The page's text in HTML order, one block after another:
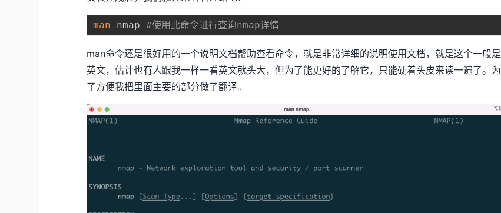
man nmap #使用此命令进行查询nmap详情
man命令还是很好用的一个说明文档帮助查看命令，就是非常详细的说明使用文档，就是这个一般是
英文，估计也有人跟我一样一看英文就头大，但为了能更好的了解它，只能硬着头皮来读一遍了。为
了方便我把里面主要的部分做了翻译。